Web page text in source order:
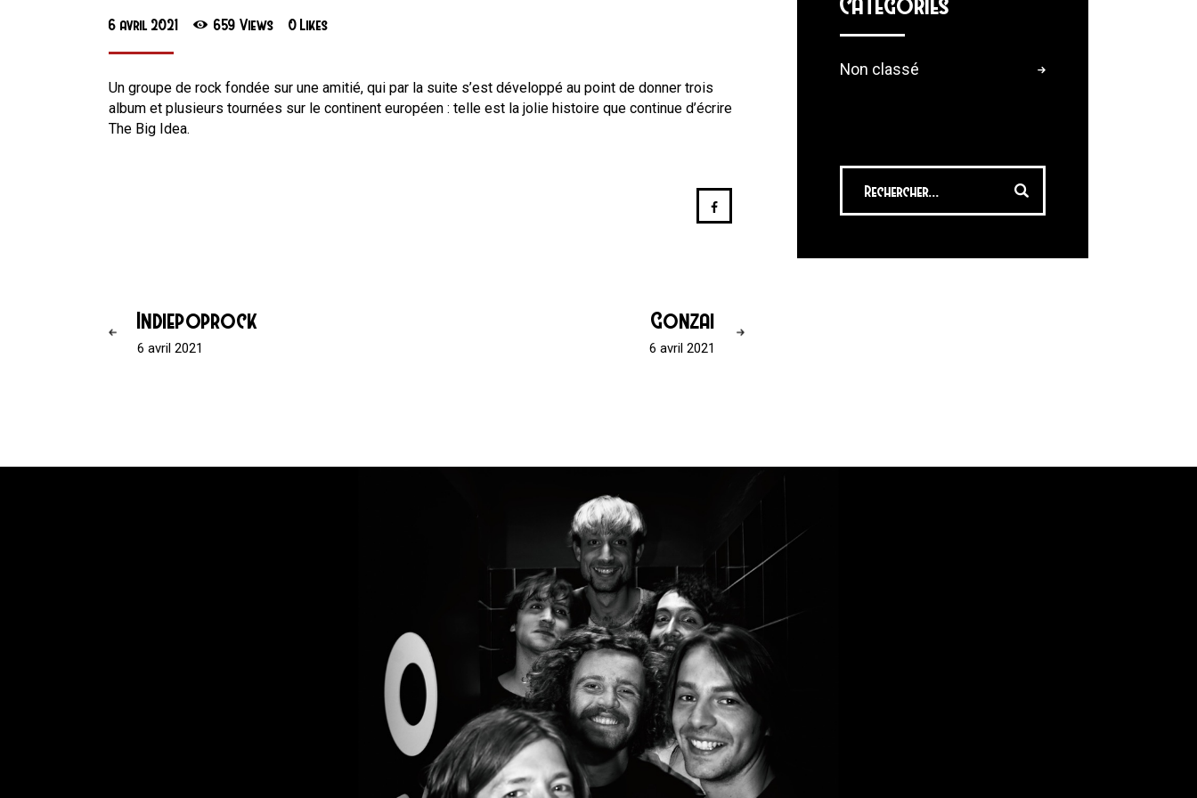
6 avril 2021 659 Views 0 Likes
Un groupe de rock fondée sur une amitié, qui par la suite s’est développé au point de donner trois
album et plusieurs tournées sur le continent européen : telle est la jolie histoire que continue d’écrire
The Big Idea.
Indiepoprock
6 avril 2021
Gonzai
6 avril 2021
Non classé